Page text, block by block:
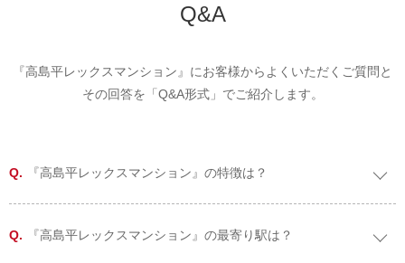
Q&A
『高島平レックスマンション』にお客様からよくいただくご質問と
その回答を「Q&A形式」でご紹介します。
『高島平レックスマンション』の特徴は？
『高島平レックスマンション』の最寄り駅は？